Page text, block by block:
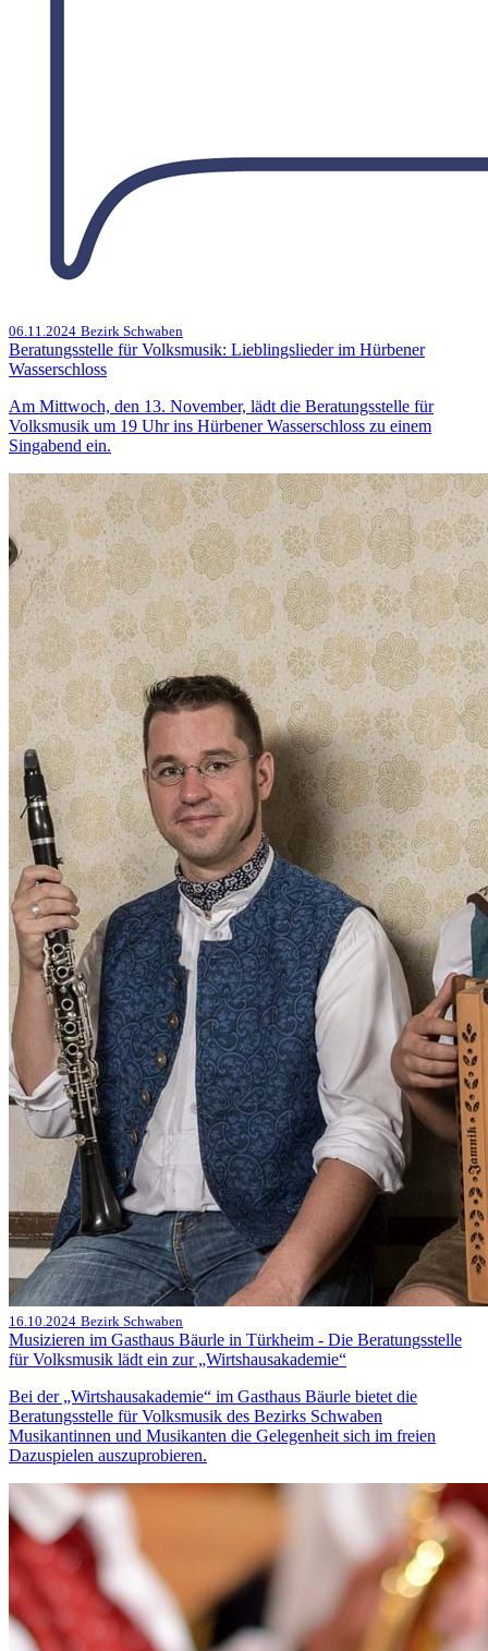
06.11.2024 Bezirk Schwaben
Beratungsstelle für Volksmusik: Lieblingslieder im Hürbener
Wasserschloss
Am Mittwoch, den 13. November, lädt die Beratungsstelle für
Volksmusik um 19 Uhr ins Hürbener Wasserschloss zu einem
Singabend ein.
16.10.2024 Bezirk Schwaben
Musizieren im Gasthaus Bäurle in Türkheim - Die Beratungsstelle
für Volksmusik lädt ein zur „Wirtshausakademie“
Bei der „Wirtshausakademie“ im Gasthaus Bäurle bietet die
Beratungsstelle für Volksmusik des Bezirks Schwaben
Musikantinnen und Musikanten die Gelegenheit sich im freien
Dazuspielen auszuprobieren.